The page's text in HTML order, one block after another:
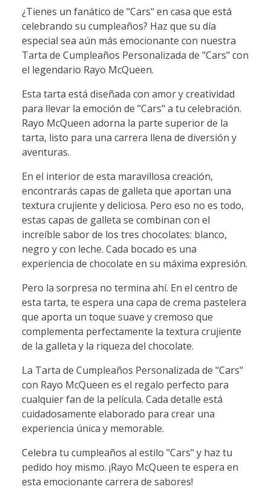
¿Tienes un fanático de "Cars" en casa que está
celebrando su cumpleaños? Haz que su día
especial sea aún más emocionante con nuestra
Tarta de Cumpleaños Personalizada de "Cars" con
el legendario Rayo McQueen.
Esta tarta está diseñada con amor y creatividad
para llevar la emoción de "Cars" a tu celebración.
Rayo McQueen adorna la parte superior de la
tarta, listo para una carrera llena de diversión y
aventuras.
En el interior de esta maravillosa creación,
encontrarás capas de galleta que aportan una
textura crujiente y deliciosa. Pero eso no es todo,
estas capas de galleta se combinan con el
increíble sabor de los tres chocolates: blanco,
negro y con leche. Cada bocado es una
experiencia de chocolate en su máxima expresión.
Pero la sorpresa no termina ahí. En el centro de
esta tarta, te espera una capa de crema pastelera
que aporta un toque suave y cremoso que
complementa perfectamente la textura crujiente
de la galleta y la riqueza del chocolate.
La Tarta de Cumpleaños Personalizada de "Cars"
con Rayo McQueen es el regalo perfecto para
cualquier fan de la película. Cada detalle está
cuidadosamente elaborado para crear una
experiencia única y memorable.
Celebra tu cumpleaños al estilo "Cars" y haz tu
pedido hoy mismo. ¡Rayo McQueen te espera en
esta emocionante carrera de sabores!